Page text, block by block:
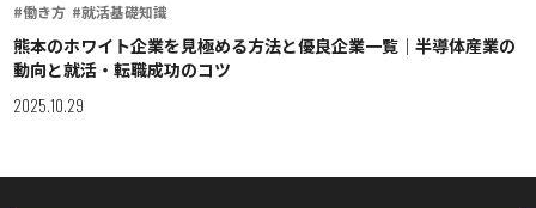
#働き方 #就活基礎知識
熊本のホワイト企業を見極める方法と優良企業一覧｜半導体産業の
動向と就活・転職成功のコツ
2025.10.29